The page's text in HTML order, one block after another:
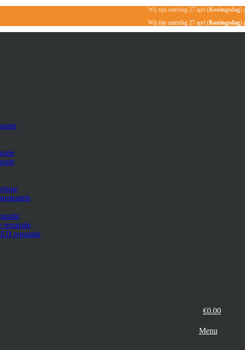
Wij zijn zaterdag 27 aprl (Koningsdag)
Wij zijn zaterdag 27 aprl (Koningsdag)
reparatie
reparatie
€0.00
Menu